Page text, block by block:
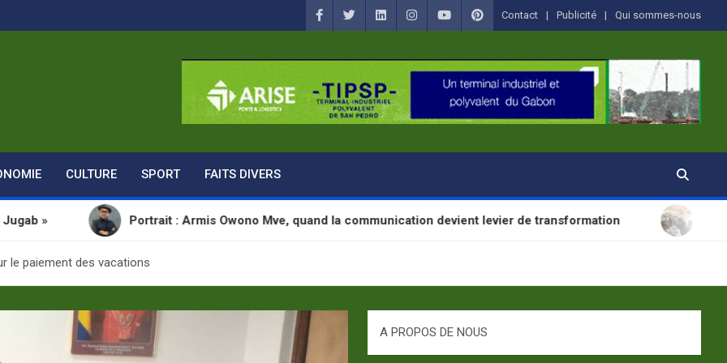
Contact Publicité Qui sommes-nous
CULTURE SPORT FAITS DIVERS
Portrait : Armis Owono Mve, quand la communication devient levier de transformation SANTÉ : La
le paiement des vacations
A PROPOS DE NOUS